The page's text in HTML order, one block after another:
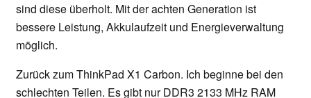
sind diese überholt. Mit der achten Generation ist
bessere Leistung, Akkulaufzeit und Energieverwaltung
möglich.
Zurück zum ThinkPad X1 Carbon. Ich beginne bei den
schlechten Teilen. Es gibt nur DDR3 2133 MHz RAM